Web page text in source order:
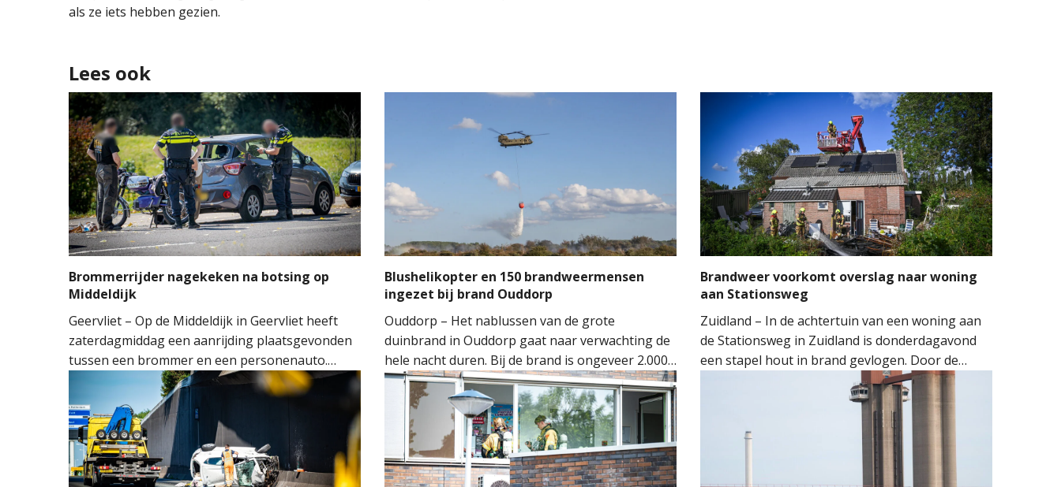
als ze iets hebben gezien.
Lees ook
Brommerrijder nagekeken na botsing op
Middeldijk
Geervliet – Op de Middeldijk in Geervliet heeft
zaterdagmiddag een aanrijding plaatsgevonden
tussen een brommer en een personenauto.
Door nog onbekende oorzaak reed de
bestuurder van de brommer achterop de auto.
De klap was dusdanig hard dat de achterruit van
de auto sprong.
Blushelikopter en 150 brandweermensen
ingezet bij brand Ouddorp
Ouddorp – Het nablussen van de grote
duinbrand in Ouddorp gaat naar verwachting de
hele nacht duren. Bij de brand is ongeveer 2.000
vierkante meter natuur verloren gegaan. De
brand ontstond rond 14.00 uur, waarna de
brandweer groots opschaalde. Tientallen
brandweervoertuigen en ongeveer 150
brandweermensen werden ingezet om het vuur
onder controle te krijgen.
Brandweer voorkomt overslag naar woning
aan Stationsweg
Zuidland – In de achtertuin van een woning aan
de Stationsweg in Zuidland is donderdagavond
een stapel hout in brand gevlogen. Door de
snelle inzet van de brandweer kon worden
voorkomen dat het vuur oversloeg naar de